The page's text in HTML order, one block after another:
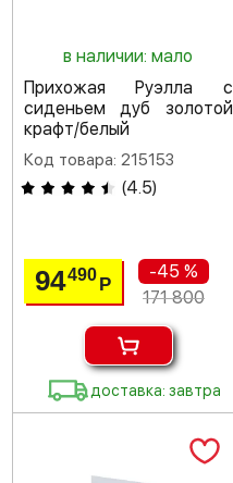
в наличии: мало
Прихожая Руэлла с
сиденьем дуб золотой
крафт/белый
Код товара: 215153
(4.5)
94490Р
-45 %
171 800
доставка: завтра